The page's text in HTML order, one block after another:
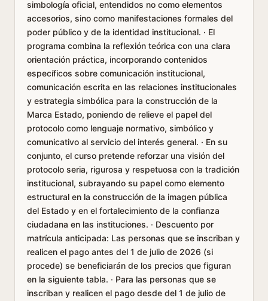
simbología oficial, entendidos no como elementos
accesorios, sino como manifestaciones formales del
poder público y de la identidad institucional. · El
programa combina la reflexión teórica con una clara
orientación práctica, incorporando contenidos
específicos sobre comunicación institucional,
comunicación escrita en las relaciones institucionales
y estrategia simbólica para la construcción de la
Marca Estado, poniendo de relieve el papel del
protocolo como lenguaje normativo, simbólico y
comunicativo al servicio del interés general. · En su
conjunto, el curso pretende reforzar una visión del
protocolo seria, rigurosa y respetuosa con la tradición
institucional, subrayando su papel como elemento
estructural en la construcción de la imagen pública
del Estado y en el fortalecimiento de la confianza
ciudadana en las instituciones. · Descuento por
matrícula anticipada: Las personas que se inscriban y
realicen el pago antes del 1 de julio de 2026 (si
procede) se beneficiarán de los precios que figuran
en la siguiente tabla. · Para las personas que se
inscriban y realicen el pago desde del 1 de julio de